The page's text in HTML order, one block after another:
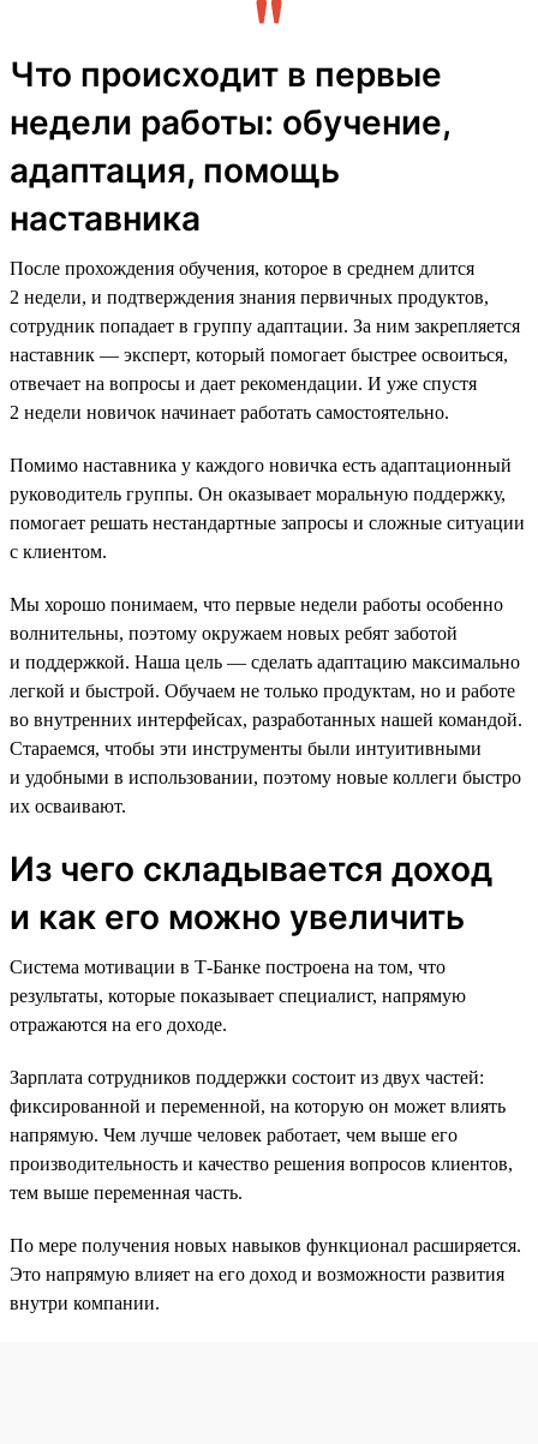
Что происходит в первые
недели работы: обучение,
адаптация, помощь
наставника
После прохождения обучения, которое в среднем длится
2 недели, и подтверждения знания первичных продуктов,
сотрудник попадает в группу адаптации. За ним закрепляется
наставник — эксперт, который помогает быстрее освоиться,
отвечает на вопросы и дает рекомендации. И уже спустя
2 недели новичок начинает работать самостоятельно.
Помимо наставника у каждого новичка есть адаптационный
руководитель группы. Он оказывает моральную поддержку,
помогает решать нестандартные запросы и сложные ситуации
с клиентом.
Мы хорошо понимаем, что первые недели работы особенно
волнительны, поэтому окружаем новых ребят заботой
и поддержкой. Наша цель — сделать адаптацию максимально
легкой и быстрой. Обучаем не только продуктам, но и работе
во внутренних интерфейсах, разработанных нашей командой.
Стараемся, чтобы эти инструменты были интуитивными
и удобными в использовании, поэтому новые коллеги быстро
их осваивают.
Из чего складывается доход
и как его можно увеличить
Система мотивации в Т-Банке построена на том, что
результаты, которые показывает специалист, напрямую
отражаются на его доходе.
Зарплата сотрудников поддержки состоит из двух частей:
фиксированной и переменной, на которую он может влиять
напрямую. Чем лучше человек работает, чем выше его
производительность и качество решения вопросов клиентов,
тем выше переменная часть.
По мере получения новых навыков функционал расширяется.
Это напрямую влияет на его доход и возможности развития
внутри компании.